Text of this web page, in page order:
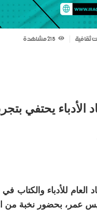
ثقافية 215
مشاهدة
الأدباء يحتفي
عمر، بحضور نخبة من